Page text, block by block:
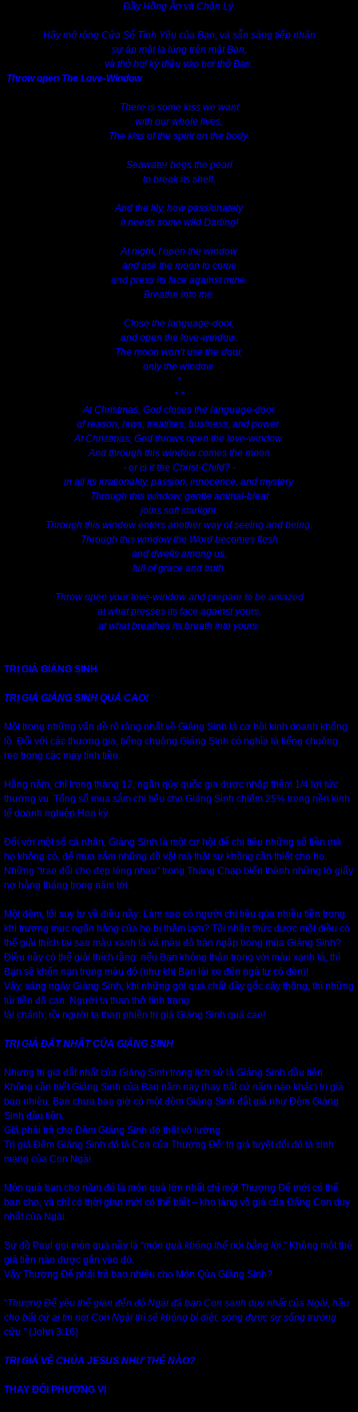
Đầy Hồng Ân và Chân Lý.
Hãy mở rộng Cửa Sổ Tình Yêu của Bạn, và sẵn sàng tiếp nhận
sự áp mặt lạ lùng trên mặt Bạn,
và thở hơi kỳ diệu vào hơi thở Bạn.
Throw open The Love-Window
There is some kiss we want
with our whole lives,
The kiss of the spirit on the body.
Seawater begs the pearl
to break its shell.
And the lily, how passionately
it needs some wild Darling!
At night, I open the window
and ask the moon to come
and press its face against mine.
Breathe into me.
Close the language-door,
and open the love-window.
The moon won’t use the door,
only the window.
*
* *
At Christmas, God closes the language-door
of reason, laws, treatises, business, and power.
At Christmas, God throws open the love-window.
And through this window comes the moon
- or is it the Christ-Child? -
in all its irrationality, passion, innocence, and mystery.
Through this window, gentle animal-bleat
joins soft starlight.
Through this window enters another way of seeing and being.
Through this window the Word becomes flesh
and dwells among us,
full of grace and truth.
Throw open your love-window and prepare to be amazed
at what presses its face against yours,
at what breathes its breath into yours.
TRỊ GIÁ GIÁNG SINH
TRỊ GIÁ GIÁNG SINH QUÁ CAO!
Một trong những vấn đề rõ ràng nhất về Giáng Sinh là cơ hội kinh doanh khổng
lồ. Đối với các thương gia, tiếng chuông Giáng Sinh có nghĩa là tiếng chuông
reo trong các máy tính tiền.
Hằng năm, chỉ trong tháng 12, ngân qủy quốc gia được nhập thêm 1/4 lợi tức
thương vụ. Tổng số mua sắm chi tiêu cho Giáng Sinh chiếm 25% trong nền kinh
tế doanh nghiệp Hoa kỳ.
Đối với một số cá nhân, Giáng Sinh là một cơ hội để chi tiêu những số tiền mà
họ không có, để mua sắm những đồ vật mà thật sự không cần thiết cho họ.
Những “trao đổi cho đẹp lòng nhau” trong Tháng Chạp biến thành những tờ giấy
nợ hằng tháng trong năm tới.
Một đêm, tôi suy tư về điều nầy: Làm sao có người chi tiêu qúa nhiều tiền trong
khi trương mục ngân hàng của họ bị thâm lạm? Tôi nhận thức được một điều có
thể giải thích tại sao màu xanh lá và màu đỏ tràn ngập trong mùa Giáng Sinh?
Điều nầy có thể giải thích rằng: nếu Bạn không thận trọng với màu xanh lá, thì
Bạn sẽ khốn nạn trong màu đỏ (như khi Bạn lái xe đến ngả tư có đèn)!
Vậy, sáng ngày Giáng Sinh, khi những gói quà chất đầy gốc cây thông, thì những
túi tiền đã cạn. Người ta than thở tình trạng
tài chánh; rồi người ta than phiền trị giá Giáng Sinh quá cao!
TRỊ GIÁ ĐẮT NHẤT CỦA GIÁNG SINH
Nhưng trị giá đắt nhất của Giáng Sinh trong lịch sử là Giáng Sinh đầu tiên.
Không cần biết Giáng Sinh của Bạn năm nay (hay bất cứ năm nào khác) trị gíá
bao nhiêu, Bạn chưa bao giờ có một đêm Giáng Sinh đắt giá như Đêm Giáng
Sinh đầu tiên.
Giá phải trả cho Đêm Giáng Sinh đó thật vô lường.
Trị giá Đêm Giáng Sinh đó là Con của Thượng Đế: trị giá tuyệt đối đó là sinh
mạng của Con Ngài.
Món quà ban cho năm đó là món quà lớn nhất chỉ một Thượng Đế mới có thể
ban cho, và chỉ có thời gian mới có thể biết – kho tàng vô giá của Đấng Con duy
nhất của Ngài.
Sứ đồ Paul gọi món quà nầy là “món quà không thể nói bằng lời.” Không một thẻ
giá tiền nào được gắn vào đó.
Vậy Thượng Đế phải trả bao nhiêu cho Món Qùa Giáng Sinh?
“Thượng Đế yêu thế gian đến độ Ngài đã ban Con sanh duy nhất của Ngài, hầu
cho bất cứ ai tin nơi Con Ngài thì sẽ không bị diệt, song được sự sống trường
cửu.”(John 3:16)
TRỊ GIÁ VỀ CHÚA JESUS NHƯ THẾ NÀO?
THAY ĐỔI PHƯƠNG VỊ